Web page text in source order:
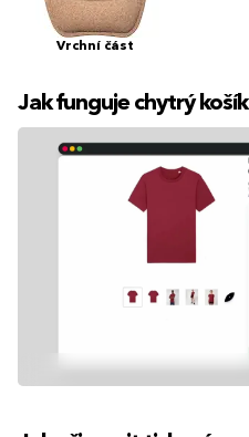
Vrchní část
Jak funguje chytrý košík